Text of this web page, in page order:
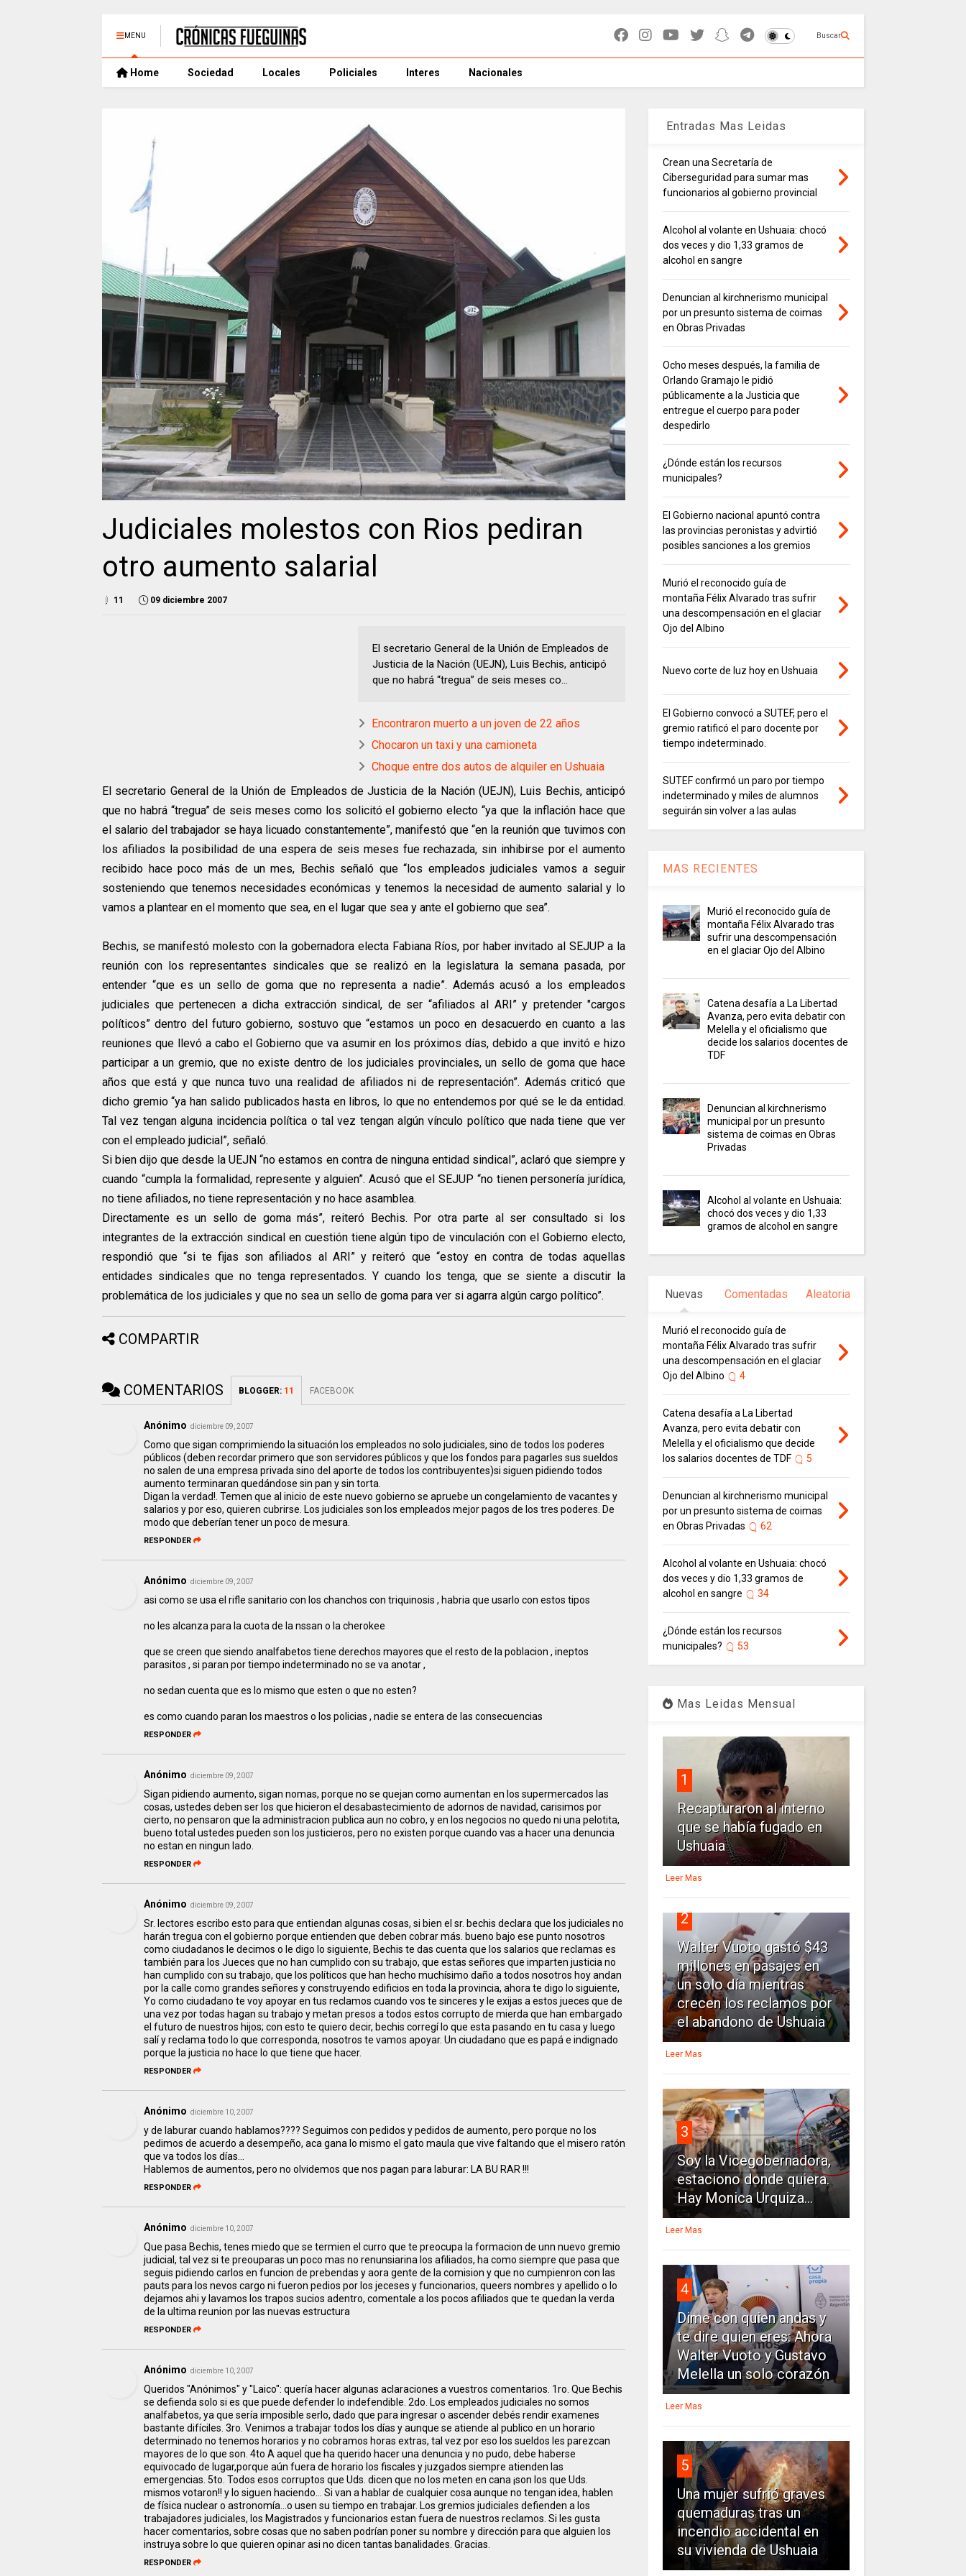
MENU Buscar
Home Sociedad Locales Policiales Interes Nacionales
Judiciales molestos con Rios pediran
otro aumento salarial
11 09 diciembre 2007
El secretario General de la Unión de Empleados de
Justicia de la Nación (UEJN), Luis Bechis, anticipó
que no habrá “tregua” de seis meses co...
Encontraron muerto a un joven de 22 años
Chocaron un taxi y una camioneta
Choque entre dos autos de alquiler en Ushuaia
El secretario General de la Unión de Empleados de Justicia de la Nación (UEJN), Luis Bechis, anticipó
que no habrá “tregua” de seis meses como los solicitó el gobierno electo “ya que la inflación hace que
el salario del trabajador se haya licuado constantemente”, manifestó que “en la reunión que tuvimos con
los afiliados la posibilidad de una espera de seis meses fue rechazada, sin inhibirse por el aumento
recibido hace poco más de un mes, Bechis señaló que “los empleados judiciales vamos a seguir
sosteniendo que tenemos necesidades económicas y tenemos la necesidad de aumento salarial y lo
vamos a plantear en el momento que sea, en el lugar que sea y ante el gobierno que sea”.
Bechis, se manifestó molesto con la gobernadora electa Fabiana Ríos, por haber invitado al SEJUP a la
reunión con los representantes sindicales que se realizó en la legislatura la semana pasada, por
entender “que es un sello de goma que no representa a nadie”. Además acusó a los empleados
judiciales que pertenecen a dicha extracción sindical, de ser “afiliados al ARI” y pretender "cargos
políticos” dentro del futuro gobierno, sostuvo que “estamos un poco en desacuerdo en cuanto a las
reuniones que llevó a cabo el Gobierno que va asumir en los próximos días, debido a que invitó e hizo
participar a un gremio, que no existe dentro de los judiciales provinciales, un sello de goma que hace
años que está y que nunca tuvo una realidad de afiliados ni de representación”. Además criticó que
dicho gremio “ya han salido publicados hasta en libros, lo que no entendemos por qué se le da entidad.
Tal vez tengan alguna incidencia política o tal vez tengan algún vínculo político que nada tiene que ver
con el empleado judicial”, señaló.
Si bien dijo que desde la UEJN “no estamos en contra de ninguna entidad sindical”, aclaró que siempre y
cuando “cumpla la formalidad, represente y alguien”. Acusó que el SEJUP “no tienen personería jurídica,
no tiene afiliados, no tiene representación y no hace asamblea.
Directamente es un sello de goma más”, reiteró Bechis. Por otra parte al ser consultado si los
integrantes de la extracción sindical en cuestión tiene algún tipo de vinculación con el Gobierno electo,
respondió que “si te fijas son afiliados al ARI” y reiteró que “estoy en contra de todas aquellas
entidades sindicales que no tenga representados. Y cuando los tenga, que se siente a discutir la
problemática de los judiciales y que no sea un sello de goma para ver si agarra algún cargo político”.
COMPARTIR
COMENTARIOS BLOGGER: 11 FACEBOOK
Anónimo diciembre 09, 2007
Como que sigan comprimiendo la situación los empleados no solo judiciales, sino de todos los poderes
públicos (deben recordar primero que son servidores públicos y que los fondos para pagarles sus sueldos
no salen de una empresa privada sino del aporte de todos los contribuyentes)si siguen pidiendo todos
aumento terminaran quedándose sin pan y sin torta.
Digan la verdad!. Temen que al inicio de este nuevo gobierno se apruebe un congelamiento de vacantes y
salarios y por eso, quieren cubrirse. Los judiciales son los empleados mejor pagos de los tres poderes. De
modo que deberían tener un poco de mesura.
RESPONDER
Anónimo diciembre 09, 2007
asi como se usa el rifle sanitario con los chanchos con triquinosis , habria que usarlo con estos tipos
no les alcanza para la cuota de la nssan o la cherokee
que se creen que siendo analfabetos tiene derechos mayores que el resto de la poblacion , ineptos
parasitos , si paran por tiempo indeterminado no se va anotar ,
no sedan cuenta que es lo mismo que esten o que no esten?
es como cuando paran los maestros o los policias , nadie se entera de las consecuencias
RESPONDER
Anónimo diciembre 09, 2007
Sigan pidiendo aumento, sigan nomas, porque no se quejan como aumentan en los supermercados las
cosas, ustedes deben ser los que hicieron el desabastecimiento de adornos de navidad, carisimos por
cierto, no pensaron que la administracion publica aun no cobro, y en los negocios no quedo ni una pelotita,
bueno total ustedes pueden son los justicieros, pero no existen porque cuando vas a hacer una denuncia
no estan en ningun lado.
RESPONDER
Anónimo diciembre 09, 2007
Sr. lectores escribo esto para que entiendan algunas cosas, si bien el sr. bechis declara que los judiciales no
harán tregua con el gobierno porque entienden que deben cobrar más. bueno bajo ese punto nosotros
como ciudadanos le decimos o le digo lo siguiente, Bechis te das cuenta que los salarios que reclamas es
también para los Jueces que no han cumplido con su trabajo, que estas señores que imparten justicia no
han cumplido con su trabajo, que los políticos que han hecho muchísimo daño a todos nosotros hoy andan
por la calle como grandes señores y construyendo edificios en toda la provincia, ahora te digo lo siguiente,
Yo como ciudadano te voy apoyar en tus reclamos cuando vos te sinceres y le exijas a estos jueces que de
una vez por todas hagan su trabajo y metan presos a todos estos corrupto de mierda que han embargado
el futuro de nuestros hijos; con esto te quiero decir, bechis corregí lo que esta pasando en tu casa y luego
salí y reclama todo lo que corresponda, nosotros te vamos apoyar. Un ciudadano que es papá e indignado
porque la justicia no hace lo que tiene que hacer.
RESPONDER
Anónimo diciembre 10, 2007
y de laburar cuando hablamos???? Seguimos con pedidos y pedidos de aumento, pero porque no los
pedimos de acuerdo a desempeño, aca gana lo mismo el gato maula que vive faltando que el misero ratón
que va todos los días...
Hablemos de aumentos, pero no olvidemos que nos pagan para laburar: LA BU RAR !!!
RESPONDER
Anónimo diciembre 10, 2007
Que pasa Bechis, tenes miedo que se termien el curro que te preocupa la formacion de unn nuevo gremio
judicial, tal vez si te preouparas un poco mas no renunsiarina los afiliados, ha como siempre que pasa que
seguis pidiendo carlos en funcion de prebendas y aora gente de la comision y que no cumpienron con las
pauts para los nevos cargo ni fueron pedios por los jeceses y funcionarios, queers nombres y apellido o lo
dejamos ahi y lavamos los trapos sucios adentro, comentale a los pocos afiliados que te quedan la verda
de la ultima reunion por las nuevas estructura
RESPONDER
Anónimo diciembre 10, 2007
Queridos "Anónimos" y "Laico": quería hacer algunas aclaraciones a vuestros comentarios. 1ro. Que Bechis
se defienda solo si es que puede defender lo indefendible. 2do. Los empleados judiciales no somos
analfabetos, ya que sería imposible serlo, dado que para ingresar o ascender debés rendir examenes
bastante difíciles. 3ro. Venimos a trabajar todos los días y aunque se atiende al publico en un horario
determinado no tenemos horarios y no cobramos horas extras, tal vez por eso los sueldos les parezcan
mayores de lo que son. 4to A aquel que ha querido hacer una denuncia y no pudo, debe haberse
equivocado de lugar,porque aún fuera de horario los fiscales y juzgados siempre atienden las
emergencias. 5to. Todos esos corruptos que Uds. dicen que no los meten en cana ¡son los que Uds.
mismos votaron!! y lo siguen haciendo... Si van a hablar de cualquier cosa aunque no tengan idea, hablen
de física nuclear o astronomía...o usen su tiempo en trabajar. Los gremios judiciales defienden a los
trabajadores judiciales, los Magistrados y funcionarios estan fuera de nuestros reclamos. Si les gusta
hacer comentarios, sobre cosas que no saben podrían poner su nombre y dirección para que alguien los
instruya sobre lo que quieren opinar asi no dicen tantas banalidades. Gracias.
RESPONDER
Entradas Mas Leidas
Crean una Secretaría de
Ciberseguridad para sumar mas
funcionarios al gobierno provincial
Alcohol al volante en Ushuaia: chocó
dos veces y dio 1,33 gramos de
alcohol en sangre
Denuncian al kirchnerismo municipal
por un presunto sistema de coimas
en Obras Privadas
Ocho meses después, la familia de
Orlando Gramajo le pidió
públicamente a la Justicia que
entregue el cuerpo para poder
despedirlo
¿Dónde están los recursos
municipales?
El Gobierno nacional apuntó contra
las provincias peronistas y advirtió
posibles sanciones a los gremios
Murió el reconocido guía de
montaña Félix Alvarado tras sufrir
una descompensación en el glaciar
Ojo del Albino
Nuevo corte de luz hoy en Ushuaia
El Gobierno convocó a SUTEF, pero el
gremio ratificó el paro docente por
tiempo indeterminado.
SUTEF confirmó un paro por tiempo
indeterminado y miles de alumnos
seguirán sin volver a las aulas
MAS RECIENTES
Murió el reconocido guía de
montaña Félix Alvarado tras
sufrir una descompensación
en el glaciar Ojo del Albino
Catena desafía a La Libertad
Avanza, pero evita debatir con
Melella y el oficialismo que
decide los salarios docentes de
TDF
Denuncian al kirchnerismo
municipal por un presunto
sistema de coimas en Obras
Privadas
Alcohol al volante en Ushuaia:
chocó dos veces y dio 1,33
gramos de alcohol en sangre
Nuevas Comentadas Aleatoria
Murió el reconocido guía de
montaña Félix Alvarado tras sufrir
una descompensación en el glaciar
Ojo del Albino
4
Catena desafía a La Libertad
Avanza, pero evita debatir con
Melella y el oficialismo que decide
los salarios docentes de TDF
5
Denuncian al kirchnerismo municipal
por un presunto sistema de coimas
en Obras Privadas
62
Alcohol al volante en Ushuaia: chocó
dos veces y dio 1,33 gramos de
alcohol en sangre
34
¿Dónde están los recursos
municipales?
53
Mas Leidas Mensual
1
Recapturaron al interno
que se había fugado en
Ushuaia
Leer Mas
2
Walter Vuoto gastó $43
millones en pasajes en
un solo día mientras
crecen los reclamos por
el abandono de Ushuaia
Leer Mas
3
Soy la Vicegobernadora,
estaciono donde quiera.
Hay Monica Urquiza...
Leer Mas
4
Dime con quien andas y
te dire quien eres: Ahora
Walter Vuoto y Gustavo
Melella un solo corazón
Leer Mas
5
Una mujer sufrió graves
quemaduras tras un
incendio accidental en
su vivienda de Ushuaia